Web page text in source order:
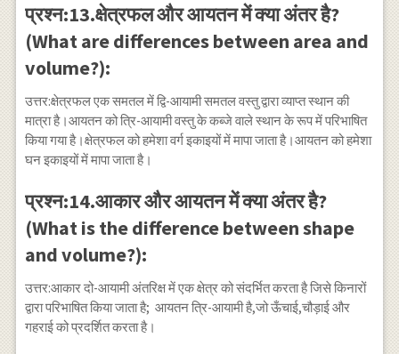
प्रश्न:13.क्षेत्रफल और आयतन में क्या अंतर है?
(What are differences between area and
volume?):
उत्तर:क्षेत्रफल एक समतल में द्वि-आयामी समतल वस्तु द्वारा व्याप्त स्थान की
मात्रा है।आयतन को त्रि-आयामी वस्तु के कब्जे वाले स्थान के रूप में परिभाषित
किया गया है।क्षेत्रफल को हमेशा वर्ग इकाइयों में मापा जाता है।आयतन को हमेशा
घन इकाइयों में मापा जाता है।
प्रश्न:14.आकार और आयतन में क्या अंतर है?
(What is the difference between shape
and volume?):
उत्तर:आकार दो-आयामी अंतरिक्ष में एक क्षेत्र को संदर्भित करता है जिसे किनारों
द्वारा परिभाषित किया जाता है; आयतन त्रि-आयामी है,जो ऊँचाई,चौड़ाई और
गहराई को प्रदर्शित करता है।